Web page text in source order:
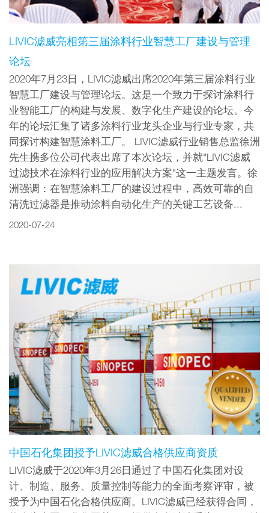
LIVIC滤威亮相第三届涂料行业智慧工厂建设与管理
论坛
2020年7月23日，LIVIC滤威出席2020年第三届涂料行业
智慧工厂建设与管理论坛。这是一个致力于探讨涂料行
业智能工厂的构建与发展、数字化生产建设的论坛。今
年的论坛汇集了诸多涂料行业龙头企业与行业专家，共
同探讨构建智慧涂料工厂。 LIVIC滤威行业销售总监徐洲
先生携多位公司代表出席了本次论坛，并就"LIVIC滤威
过滤技术在涂料行业的应用解决方案"这一主题发言。徐
洲强调：在智慧涂料工厂的建设过程中，高效可靠的自
清洗过滤器是推动涂料自动化生产的关键工艺设备...
2020-07-24
中国石化集团授予LIVIC滤威合格供应商资质
LIVIC滤威于2020年3月26日通过了中国石化集团对设
计、制造、服务、质量控制等能力的全面考察评审，被
授予为中国石化合格供应商。LIVIC滤威已经获得合同，